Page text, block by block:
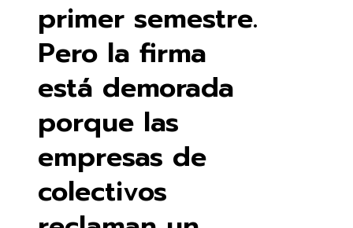
primer semestre.
Pero la firma
está demorada
porque las
empresas de
colectivos